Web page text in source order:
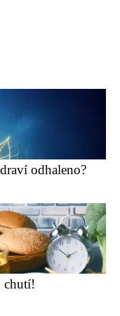
odhaleno?
chutí!